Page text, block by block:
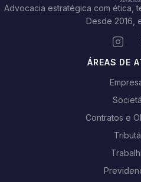
Advocacia estratégica com ética,
Desde 2016,
ÁREAS DE
Contratos e